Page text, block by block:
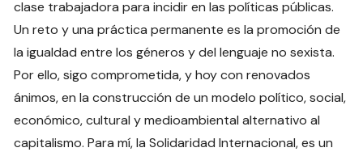
clase trabajadora para incidir en las políticas públicas.
Un reto y una práctica permanente es la promoción de
la igualdad entre los géneros y del lenguaje no sexista.
Por ello, sigo comprometida, y hoy con renovados
ánimos, en la construcción de un modelo político, social,
económico, cultural y medioambiental alternativo al
capitalismo. Para mí, la Solidaridad Internacional, es un